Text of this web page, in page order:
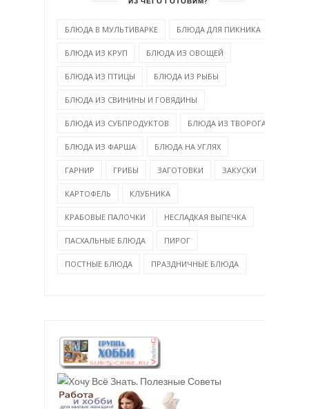
БЛЮДА В МУЛЬТИВАРКЕ БЛЮДА ДЛЯ ПИКНИКА
БЛЮДА ИЗ КРУП БЛЮДА ИЗ ОВОЩЕЙ
БЛЮДА ИЗ ПТИЦЫ БЛЮДА ИЗ РЫБЫ
БЛЮДА ИЗ СВИНИНЫ И ГОВЯДИНЫ
БЛЮДА ИЗ СУБПРОДУКТОВ БЛЮДА ИЗ ТВОРОГА
БЛЮДА ИЗ ФАРША БЛЮДА НА УГЛЯХ
ГАРНИР ГРИБЫ ЗАГОТОВКИ ЗАКУСКИ
КАРТОФЕЛЬ КЛУБНИКА
КРАБОВЫЕ ПАЛОЧКИ НЕСЛАДКАЯ ВЫПЕЧКА
ПАСХАЛЬНЫЕ БЛЮДА ПИРОГ
ПОСТНЫЕ БЛЮДА ПРАЗДНИЧНЫЕ БЛЮДА